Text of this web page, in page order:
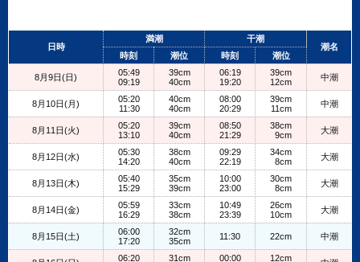
+
日時
満潮
干潮
潮名
時刻
潮位 時刻 潮位
8月9日(日)
05:49
09:19
39cm
40cm
06:19
19:20
39cm
12cm
中潮
8月10日(月)
05:20
11:30
40cm
40cm
08:00
20:29
39cm
11cm
中潮
8月11日(火)
05:20
13:10
39cm
40cm
08:50
21:29
38cm
9cm
大潮
8月12日(水)
05:30
14:20
38cm
40cm
09:29
22:19
34cm
8cm
大潮
8月13日(木)
05:40
15:29
35cm
39cm
10:00
23:00
30cm
8cm
大潮
8月14日(金)
05:59
16:29
33cm
38cm
10:49
23:39
26cm
10cm
大潮
8月15日(土)
06:00
17:20
32cm
35cm
11:30 22cm 中潮
06:20
31cm
00:00
12cm